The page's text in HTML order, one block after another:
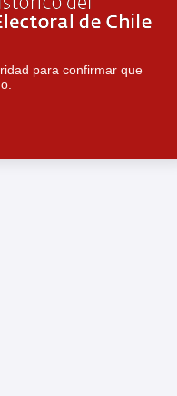
para confirmar que